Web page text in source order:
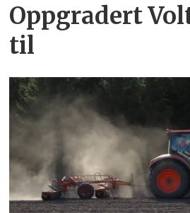
Oppgradert
til